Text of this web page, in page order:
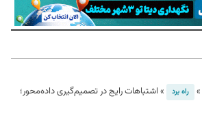
» راه برد » اشتباهات رایج در تصمیم‌گیری داده‌محور؛